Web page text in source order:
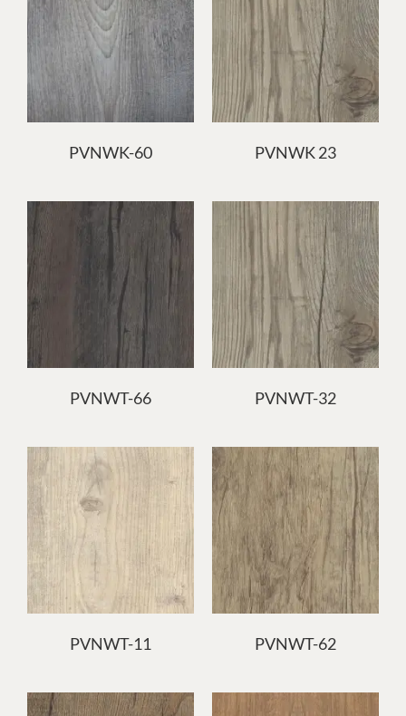
PVNWK-60 PVNWK 23
PVNWT-66 PVNWT-32
PVNWT-11 PVNWT-62